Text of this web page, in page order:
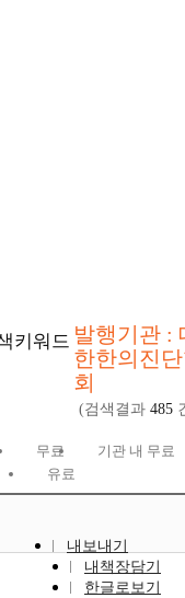
키워드 발행기관 :
한한의진
회
(검색결과 485
무료
기관 내 무료
유료
내보내기
내책장담기
한글로보기